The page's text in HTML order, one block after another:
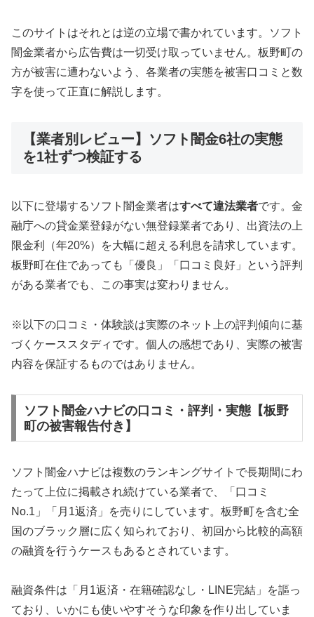
このサイトはそれとは逆の立場で書かれています。ソフト
闇金業者から広告費は一切受け取っていません。板野町の
方が被害に遭わないよう、各業者の実態を被害口コミと数
字を使って正直に解説します。
【業者別レビュー】ソフト闇金6社の実態
を1社ずつ検証する
以下に登場するソフト闇金業者はすべて違法業者です。金
融庁への貸金業登録がない無登録業者であり、出資法の上
限金利（年20%）を大幅に超える利息を請求しています。
板野町在住であっても「優良」「口コミ良好」という評判
がある業者でも、この事実は変わりません。
※以下の口コミ・体験談は実際のネット上の評判傾向に基
づくケーススタディです。個人の感想であり、実際の被害
内容を保証するものではありません。
ソフト闇金ハナビの口コミ・評判・実態【板野
町の被害報告付き】
ソフト闇金ハナビは複数のランキングサイトで長期間にわ
たって上位に掲載され続けている業者で、「口コミ
No.1」「月1返済」を売りにしています。板野町を含む全
国のブラック層に広く知られており、初回から比較的高額
の融資を行うケースもあるとされています。
融資条件は「月1返済・在籍確認なし・LINE完結」を謳っ
ており、いかにも使いやすそうな印象を作り出していま